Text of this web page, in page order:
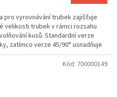
pro vyrovnávání trubek zajišťuje
velikosti trubek v rámci rozsahu
kusů. Standardní verze
zatímco verze 45/90° usnadňuje
Kód: 700000149